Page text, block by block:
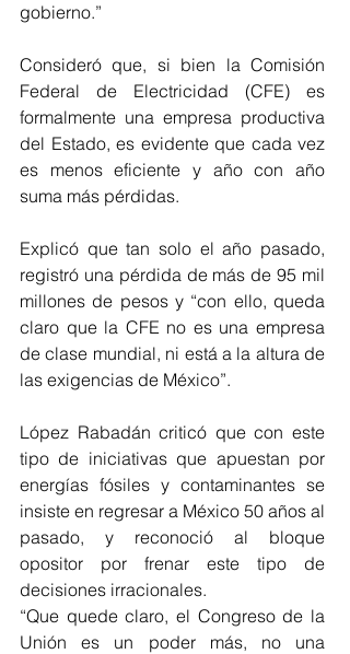
gobierno.”
Consideró que, si bien la Comisión
Federal de Electricidad (CFE) es
formalmente una empresa productiva
del Estado, es evidente que cada vez
es menos eficiente y año con año
suma más pérdidas.
Explicó que tan solo el año pasado,
registró una pérdida de más de 95 mil
millones de pesos y “con ello, queda
claro que la CFE no es una empresa
de clase mundial, ni está a la altura de
las exigencias de México”.
López Rabadán criticó que con este
tipo de iniciativas que apuestan por
energías fósiles y contaminantes se
insiste en regresar a México 50 años al
pasado, y reconoció al bloque
opositor por frenar este tipo de
decisiones irracionales.
“Que quede claro, el Congreso de la
Unión es un poder más, no una